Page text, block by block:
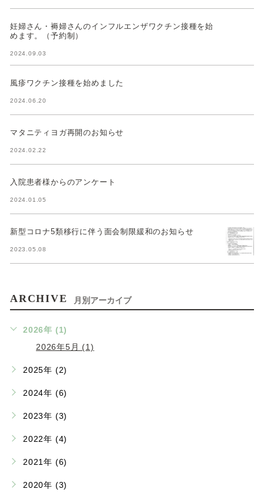
妊婦さん・褥婦さんのインフルエンザワクチン接種を始
めます。（予約制）
2024.09.03
風疹ワクチン接種を始めました
2024.06.20
マタニティヨガ再開のお知らせ
2024.02.22
入院患者様からのアンケート
2024.01.05
新型コロナ5類移行に伴う面会制限緩和のお知らせ
2023.05.08
ARCHIVE 月別アーカイブ
2026年 (1)
2026年5月 (1)
2025年 (2)
2024年 (6)
2023年 (3)
2022年 (4)
2021年 (6)
2020年 (3)